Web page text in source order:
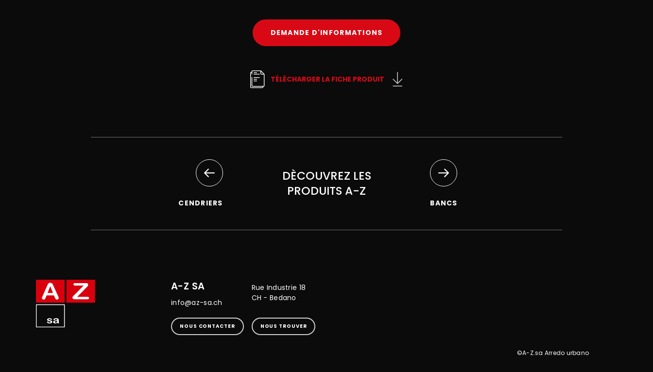
DEMANDE D'INFORMATIONS
TÉLÉCHARGER LA FICHE PRODUIT
DÈCOUVREZ LES
PRODUITS A-Z
CENDRIERS BANCS
A-Z SA
info@az-sa.ch
NOUS CONTACTER
Rue Industrie 18
CH - Bedano
NOUS TROUVER
©A-Z.sa Arredo urbano